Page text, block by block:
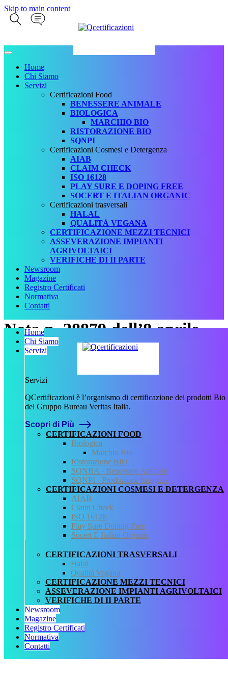
Skip to main content
Home
Chi Siamo
Servizi
Certificazioni Food
BENESSERE ANIMALE
BIOLOGICA
MARCHIO BIO
RISTORAZIONE BIO
SQNPI
Certificazioni Cosmesi e Detergenza
AIAB
CLAIM CHECK
ISO 16128
PLAY SURE E DOPING FREE
SOCERT E ITALIAN ORGANIC
Certificazioni trasversali
HALAL
QUALITÀ VEGANA
CERTIFICAZIONE MEZZI TECNICI
ASSEVERAZIONE IMPIANTI
AGRIVOLTAICI
VERIFICHE DI II PARTE
Newsroom
Magazine
Registro Certificati
Normativa
Contatti
Home
Chi Siamo
Servizi
Servizi
QCertificazioni è l’organismo di certificazione dei prodotti Bio
del Gruppo Bureau Veritas Italia.
Scopri di Più
CERTIFICAZIONI FOOD
Biologica
Marchio Bio
Ristorazione BIO
SQNBA - Benessere Animale
SQNPI - Produzione Integrata
CERTIFICAZIONI COSMESI E DETERGENZA
AIAB
Claim Check
ISO 16128
Play Sure Doping Free
Socert E Italian Organic
CERTIFICAZIONI TRASVERSALI
Halal
Qualità Vegana
CERTIFICAZIONE MEZZI TECNICI
ASSEVERAZIONE IMPIANTI AGRIVOLTAICI
VERIFICHE DI II PARTE
Newsroom
Magazine
Registro Certificati
Normativa
Contatti
Nota n. 28879 dell’8 aprile
2016_allegato 2.pdf
Scritto da
2023.
CHI SIAMO
REGISTRO CERTIFICATI
NORMATIVA
AREA DOWNLOAD
POLITICA QHSE
CONTATTI
AIAB
BIOLOGICA
HALAL
ISO 16128
MEZZI TECNICI
QUALITÀ VEGANA
RISTORAZIONE BIO
SQNPI